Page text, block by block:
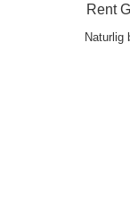
Rent
Naturlig